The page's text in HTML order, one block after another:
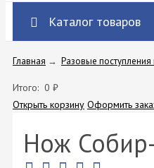
Каталог товаров
Главная → Разовые
Итого: 0 ₽
Открыть корзину Оформить
Нож